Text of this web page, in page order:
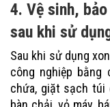
4. Vệ sinh,
sau khi sử
Sau khi sử dụng
công nghiệp
chứa, giặt sạch túi